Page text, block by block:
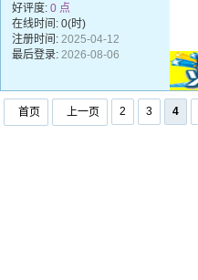
好评度: 0 点
在线时间: 0(时)
注册时间: 2025-04-12
最后登录: 2026-08-06
首页 上一页 2 3 4